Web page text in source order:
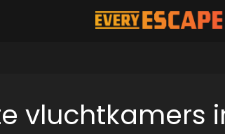
vluchtkamers